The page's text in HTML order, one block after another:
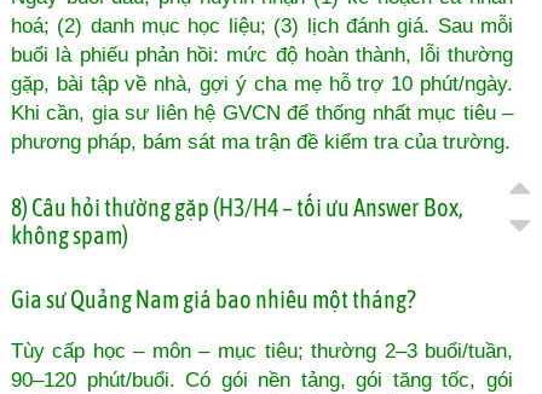
hoá; (2) danh mục học liệu; (3) lịch đánh giá. Sau mỗi
buổi là phiếu phản hồi: mức độ hoàn thành, lỗi thường
gặp, bài tập về nhà, gợi ý cha mẹ hỗ trợ 10 phút/ngày.
Khi cần, gia sư liên hệ GVCN để thống nhất mục tiêu –
phương pháp, bám sát ma trận đề kiểm tra của trường.
8) Câu hỏi thường gặp (H3/H4 – tối ưu Answer Box,
không spam)
Gia sư Quảng Nam giá bao nhiêu một tháng?
Tùy cấp học – môn – mục tiêu; thường 2–3 buổi/tuần,
90–120 phút/buổi. Có gói nền tảng, gói tăng tốc, gói